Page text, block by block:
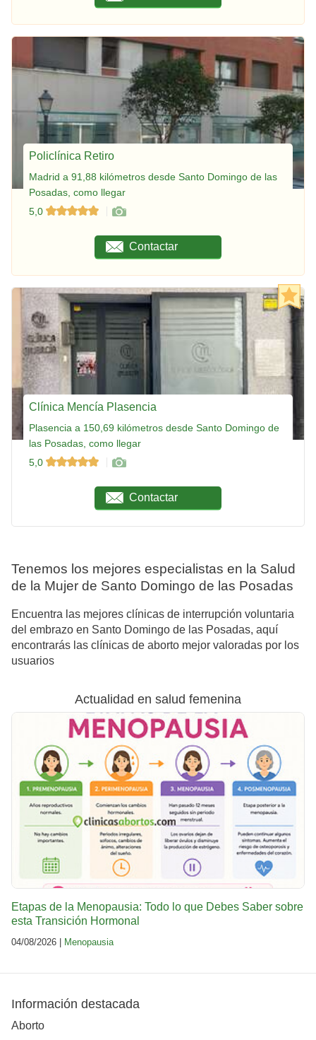
Policlínica Retiro
Madrid a 91,88 kilómetros desde Santo Domingo de las
Posadas, como llegar
5,0
Contactar
Clínica Mencía Plasencia
Plasencia a 150,69 kilómetros desde Santo Domingo de
las Posadas, como llegar
5,0
Contactar
Tenemos los mejores especialistas en la Salud
de la Mujer de Santo Domingo de las Posadas
Encuentra las mejores clínicas de interrupción voluntaria
del embrazo en Santo Domingo de las Posadas, aquí
encontrarás las clínicas de aborto mejor valoradas por los
usuarios
Actualidad en salud femenina
Etapas de la Menopausia: Todo lo que Debes Saber sobre
esta Transición Hormonal
04/08/2026 | Menopausia
Información destacada
Aborto